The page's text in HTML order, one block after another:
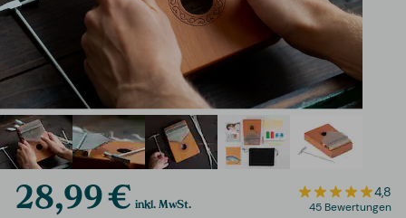
28,99 € inkl. MwSt.
4,8
45 Bewertungen